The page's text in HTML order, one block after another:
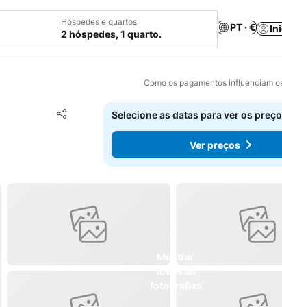
Hóspedes e quartos
2 hóspedes, 1 quarto.
PT · €
Como os pagamentos influenciam
Partilhar
Adicionar aos favoritos
Selecione as datas para ver os
Ver preços